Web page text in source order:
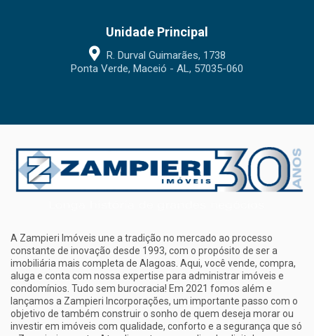
Unidade Principal
R. Durval Guimarães, 1738
Ponta Verde, Maceió - AL, 57035-060
A Zampieri Imóveis une a tradição no mercado ao processo
constante de inovação desde 1993, com o propósito de ser a
imobiliária mais completa de Alagoas. Aqui, você vende, compra,
aluga e conta com nossa expertise para administrar imóveis e
condomínios. Tudo sem burocracia! Em 2021 fomos além e
lançamos a Zampieri Incorporações, um importante passo com o
objetivo de também construir o sonho de quem deseja morar ou
investir em imóveis com qualidade, conforto e a segurança que só